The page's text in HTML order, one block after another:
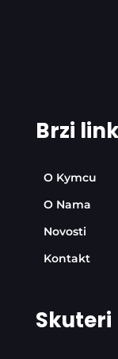
Brzi
O Kymcu
O Nama
Novosti
Kontakt
Skuteri